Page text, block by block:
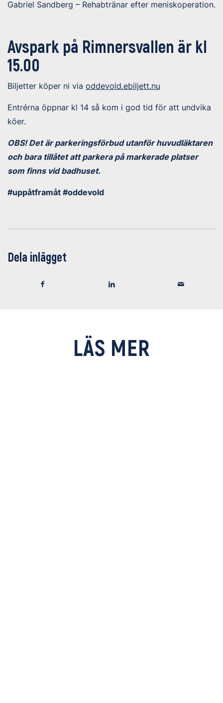
Gabriel Sandberg – Rehabtränar efter meniskoperation.
Avspark på Rimnersvallen är kl
15.00
Biljetter köper ni via oddevold.ebiljett.nu
Entrérna öppnar kl 14 så kom i god tid för att undvika
köer.
OBS! Det är parkeringsförbud utanför huvudläktaren
och bara tillåtet att parkera på markerade platser
som finns vid badhuset.
#uppåtframåt #oddevold
Dela inlägget
LÄS MER